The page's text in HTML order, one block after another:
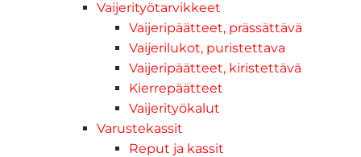
Vaijerityötarvikkeet
Vaijeripäätteet, prässättävä
Vaijerilukot, puristettava
Vaijeripäätteet, kiristettävä
Kierrepäätteet
Vaijerityökalut
Varustekassit
Reput ja kassit